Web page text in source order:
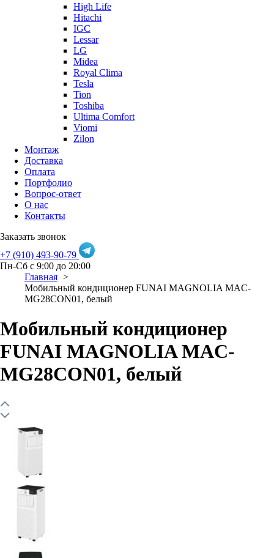
High Life
Hitachi
IGC
Lessar
LG
Midea
Royal Clima
Tesla
Tion
Toshiba
Ultima Comfort
Viomi
Zilon
Монтаж
Доставка
Оплата
Портфолио
Вопрос-ответ
О нас
Контакты
Заказать звонок
+7 (910) 493-90-79
Пн-Сб с 9:00 до 20:00
Главная
Мобильный кондиционер FUNAI MAGNOLIA MAC-
MG28CON01, белый
Мобильный кондиционер
FUNAI MAGNOLIA MAC-
MG28CON01, белый